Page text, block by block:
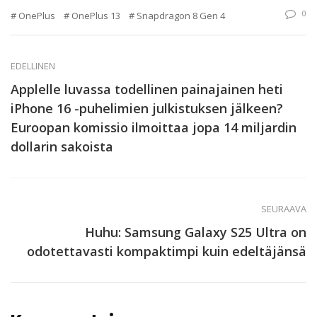
OnePlus OnePlus 13 Snapdragon 8 Gen 4 0
EDELLINEN
Applelle luvassa todellinen painajainen heti
iPhone 16 -puhelimien julkistuksen jälkeen?
Euroopan komissio ilmoittaa jopa 14 miljardin
dollarin sakoista
SEURAAVA
Huhu: Samsung Galaxy S25 Ultra on
odotettavasti kompaktimpi kuin edeltäjänsä